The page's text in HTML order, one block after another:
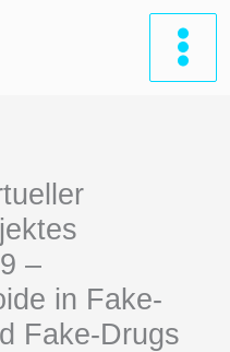
–
in Fake-
Fake-Drugs